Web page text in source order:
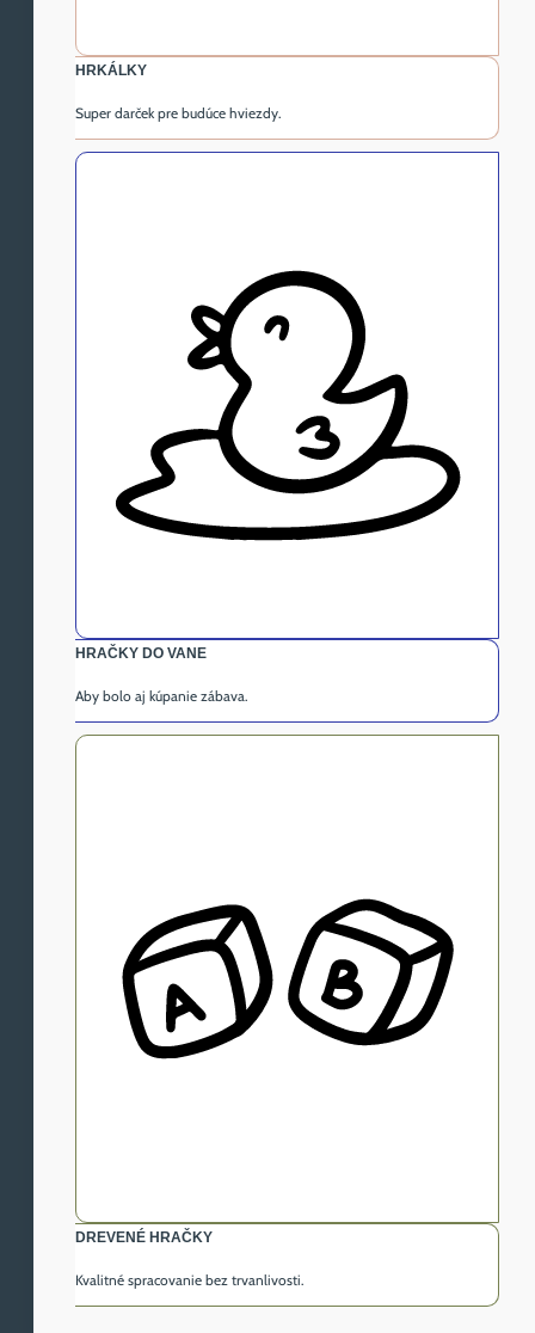
HRKÁLKY
Super darček pre budúce hviezdy.
HRAČKY DO VANE
Aby bolo aj kúpanie zábava.
DREVENÉ HRAČKY
Kvalitné spracovanie bez trvanlivosti.